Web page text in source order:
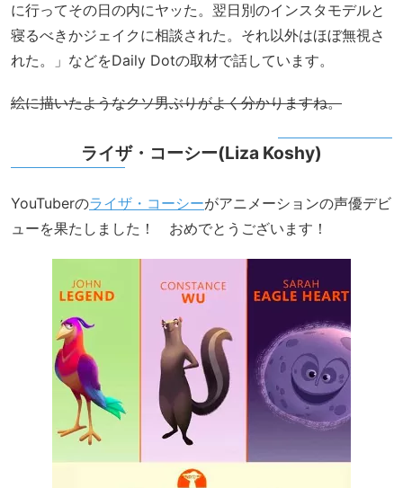
に行ってその日の内にヤッた。翌日別のインスタモデルと
寝るべきかジェイクに相談された。それ以外はほぼ無視さ
れた。」などをDaily Dotの取材で話しています。
絵に描いたようなクソ男ぶりがよく分かりますね。
ライザ・コーシー(Liza Koshy)
YouTuberのライザ・コーシーがアニメーションの声優デビ
ューを果たしました！ おめでとうございます！